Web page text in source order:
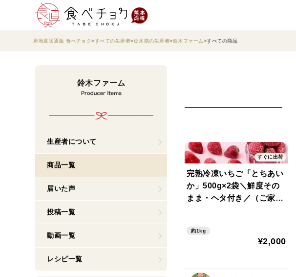
産地直送通販 食べチョク すべての生産者 栃木県の生産者 鈴木ファーム すべての商品
鈴木ファーム
生産者について
商品一覧
届いた声
投稿一覧
動画一覧
レシピ一覧
すぐに出荷
完熟冷凍いちご「とちあい
か」500g×2袋＼鮮度その
まま・ヘタ付き／（ご家庭
約1kg
¥2,000